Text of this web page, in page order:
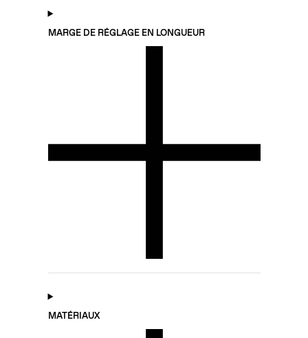
MARGE DE RÉGLAGE EN LONGUEUR
MATÉRIAUX